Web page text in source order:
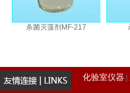
杀菌灭藻剂MF-217
化验室仪器